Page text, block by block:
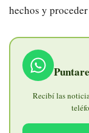
hechos y
Recibí las